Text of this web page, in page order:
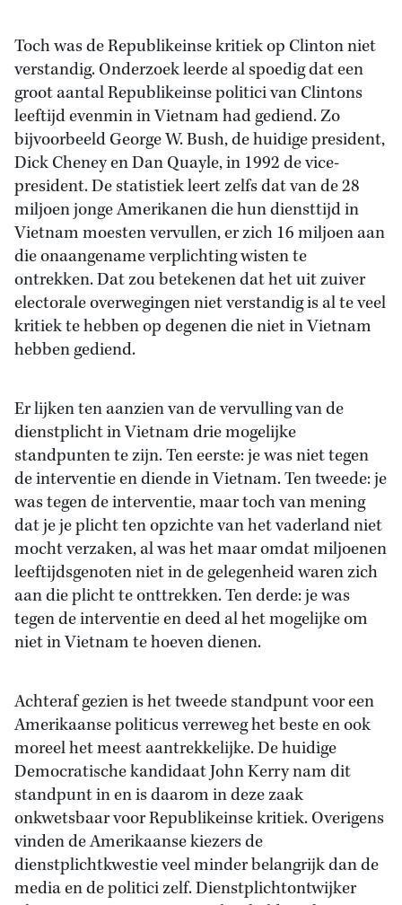
Toch was de Republikeinse kritiek op Clinton niet
verstandig. Onderzoek leerde al spoedig dat een
groot aantal Republikeinse politici van Clintons
leeftijd evenmin in Vietnam had gediend. Zo
bijvoorbeeld George W. Bush, de huidige president,
Dick Cheney en Dan Quayle, in 1992 de vice-
president. De statistiek leert zelfs dat van de 28
miljoen jonge Amerikanen die hun diensttijd in
Vietnam moesten vervullen, er zich 16 miljoen aan
die onaangename verplichting wisten te
ontrekken. Dat zou betekenen dat het uit zuiver
electorale overwegingen niet verstandig is al te veel
kritiek te hebben op degenen die niet in Vietnam
hebben gediend.
Er lijken ten aanzien van de vervulling van de
dienstplicht in Vietnam drie mogelijke
standpunten te zijn. Ten eerste: je was niet tegen
de interventie en diende in Vietnam. Ten tweede: je
was tegen de interventie, maar toch van mening
dat je je plicht ten opzichte van het vaderland niet
mocht verzaken, al was het maar omdat miljoenen
leeftijdsgenoten niet in de gelegenheid waren zich
aan die plicht te onttrekken. Ten derde: je was
tegen de interventie en deed al het mogelijke om
niet in Vietnam te hoeven dienen.
Achteraf gezien is het tweede standpunt voor een
Amerikaanse politicus verreweg het beste en ook
moreel het meest aantrekkelijke. De huidige
Democratische kandidaat John Kerry nam dit
standpunt in en is daarom in deze zaak
onkwetsbaar voor Republikeinse kritiek. Overigens
vinden de Amerikaanse kiezers de
dienstplichtkwestie veel minder belangrijk dan de
media en de politici zelf. Dienstplichtontwijker